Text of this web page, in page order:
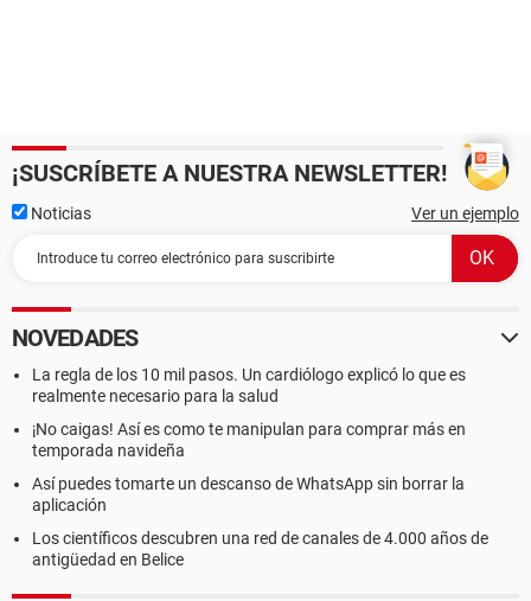
¡SUSCRÍBETE A NUESTRA NEWSLETTER!
Noticias Ver un ejemplo
NOVEDADES
La regla de los 10 mil pasos. Un cardiólogo explicó lo que es
realmente necesario para la salud
¡No caigas! Así es como te manipulan para comprar más en
temporada navideña
Así puedes tomarte un descanso de WhatsApp sin borrar la
aplicación
Los científicos descubren una red de canales de 4.000 años de
antigüedad en Belice